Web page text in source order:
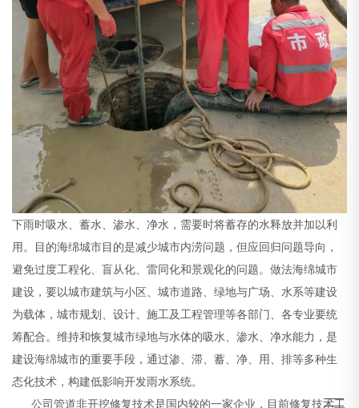
下雨时吸水、蓄水、渗水、净水，需要时将蓄存的水释放并加以利
用。目的海绵城市目的是减少城市内涝问题，但应回归问题导向，
避免过度工程化、盲从化、雷同化和景观化的问题。做法海绵城市
建设，要以城市建筑与小区、城市道路、绿地与广场、水系等建设
为载体，城市规划、设计、施工及工程管理等各部门、各专业要统
筹配合。维持和恢复城市绿地与水体的吸水、渗水、净水能力，是
建设海绵城市的重要手段，通过渗、滞、蓄、净、用、排等多种生
态化技术，构建低影响开发雨水系统。
公司管道非开挖修复技术是国内较的一家企业，目前修复技术工